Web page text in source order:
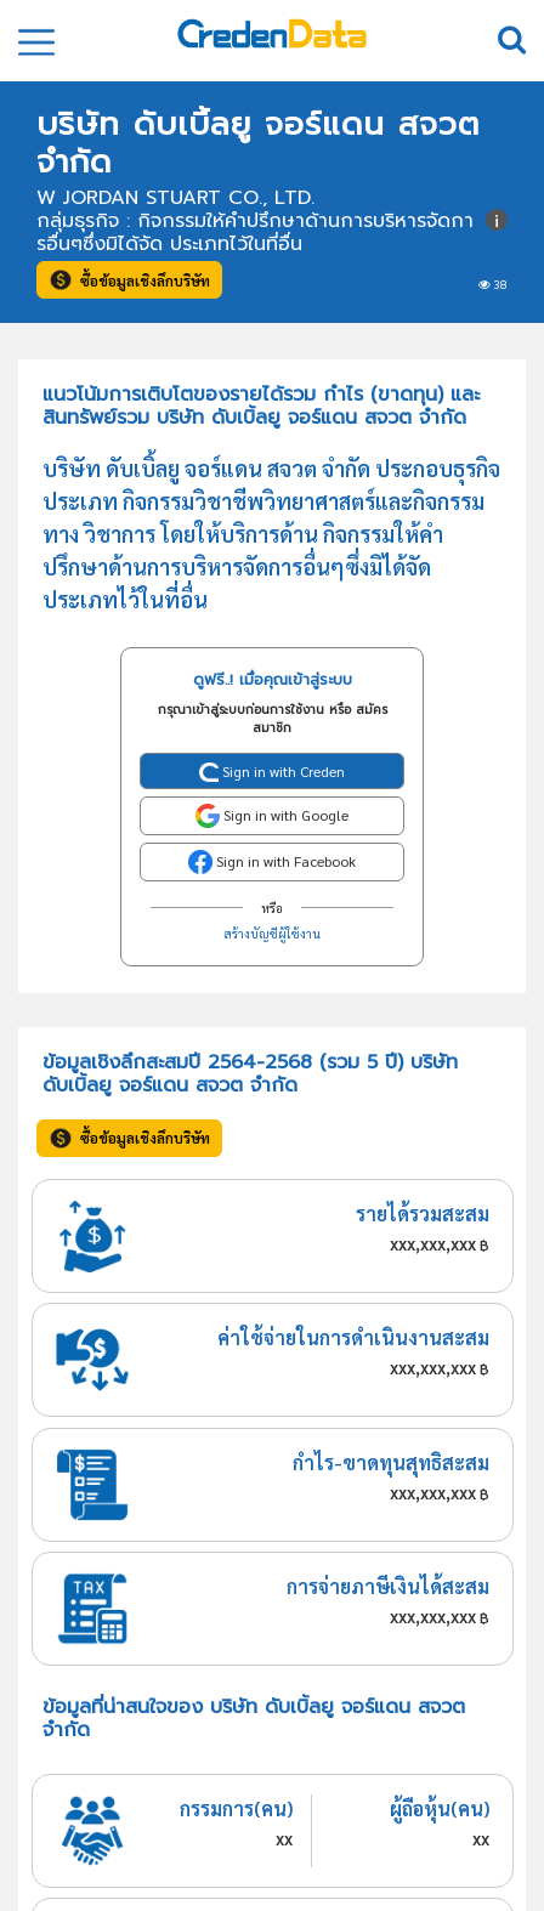
บริษัท ดับเบิ้ลยู จอร์แดน สจวต
จำกัด
W JORDAN STUART CO., LTD.
38
กลุ่มธุรกิจ : กิจกรรมให้คำปรึกษาด้านการบริหารจัดกา
รอื่นๆซึ่งมิได้จัด ประเภทไว้ในที่อื่น
ซื้อข้อมูลเชิงลึกบริษัท
แนวโน้มการเติบโตของรายได้รวม กำไร (ขาดทุน) และ
สินทรัพย์รวม บริษัท ดับเบิ้ลยู จอร์แดน สจวต จำกัด
บริษัท ดับเบิ้ลยู จอร์แดน สจวต จำกัด ประกอบธุรกิจ
ประเภท กิจกรรมวิชาชีพวิทยาศาสตร์และกิจกรรม
ทาง วิชาการ โดยให้บริการด้าน กิจกรรมให้คำ
ปรึกษาด้านการบริหารจัดการอื่นๆซึ่งมิได้จัด
ประเภทไว้ในที่อื่น
ดูฟรี..! เมื่อคุณเข้าสู่ระบบ
กรุณาเข้าสู่ระบบก่อนการใช้งาน หรือ สมัคร
สมาชิก
Sign in with Creden
Sign in with Google
Sign in with Facebook
หรือ
สร้างบัญชีผู้ใช้งาน
ข้อมูลเชิงลึกสะสมปี 2564-2568 (รวม 5 ปี) บริษัท
ดับเบิ้ลยู จอร์แดน สจวต จำกัด
ซื้อข้อมูลเชิงลึกบริษัท
รายได้รวมสะสม
xxx,xxx,xxx฿
ค่าใช้จ่ายในการดำเนินงานสะสม
xxx,xxx,xxx฿
กำไร-ขาดทุนสุทธิสะสม
xxx,xxx,xxx฿
การจ่ายภาษีเงินได้สะสม
xxx,xxx,xxx฿
ข้อมูลที่น่าสนใจของ บริษัท ดับเบิ้ลยู จอร์แดน สจวต
จำกัด
กรรมการ(คน)
xx
ผู้ถือหุ้น(คน)
xx